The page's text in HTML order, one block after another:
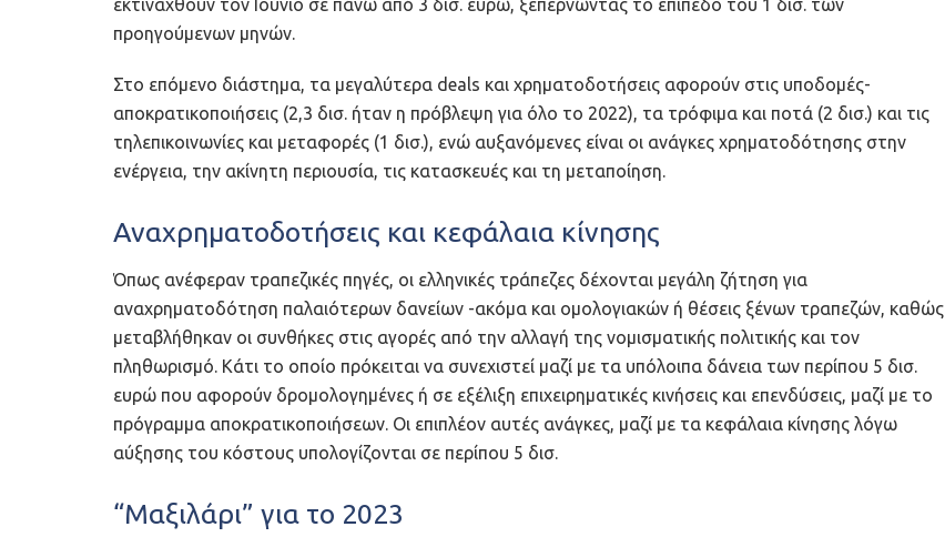
εκτιναχθούν τον Ιούνιο σε πάνω από 3 δισ. ευρώ, ξεπερνώντας το επίπεδο του 1 δισ. των
προηγούμενων μηνών.
Στο επόμενο διάστημα, τα μεγαλύτερα deals και χρηματοδοτήσεις αφορούν στις υποδομές-
αποκρατικοποιήσεις (2,3 δισ. ήταν η πρόβλεψη για όλο το 2022), τα τρόφιμα και ποτά (2 δισ.) και τις
τηλεπικοινωνίες και μεταφορές (1 δισ.), ενώ αυξανόμενες είναι οι ανάγκες χρηματοδότησης στην
ενέργεια, την ακίνητη περιουσία, τις κατασκευές και τη μεταποίηση.
Αναχρηματοδοτήσεις και κεφάλαια κίνησης
Όπως ανέφεραν τραπεζικές πηγές, οι ελληνικές τράπεζες δέχονται μεγάλη ζήτηση για
αναχρηματοδότηση παλαιότερων δανείων -ακόμα και ομολογιακών ή θέσεις ξένων τραπεζών, καθώς
μεταβλήθηκαν οι συνθήκες στις αγορές από την αλλαγή της νομισματικής πολιτικής και τον
πληθωρισμό. Κάτι το οποίο πρόκειται να συνεχιστεί μαζί με τα υπόλοιπα δάνεια των περίπου 5 δισ.
ευρώ που αφορούν δρομολογημένες ή σε εξέλιξη επιχειρηματικές κινήσεις και επενδύσεις, μαζί με το
πρόγραμμα αποκρατικοποιήσεων. Οι επιπλέον αυτές ανάγκες, μαζί με τα κεφάλαια κίνησης λόγω
αύξησης του κόστους υπολογίζονται σε περίπου 5 δισ.
“Μαξιλάρι” για το 2023